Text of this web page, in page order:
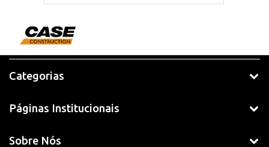
Categorias
Páginas Institucionais
Sobre Nós